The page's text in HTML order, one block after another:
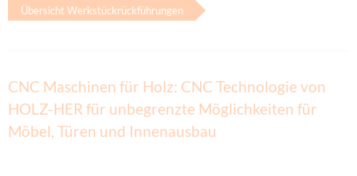
Übersicht Werkstückrückführungen
CNC Maschinen für Holz: CNC Technologie von
HOLZ-HER für unbegrenzte Möglichkeiten für
Möbel, Türen und Innenausbau